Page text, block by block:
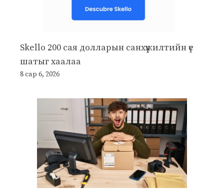
Skello 200 сая долларын санхүүжилтийн үе
шатыг хаалаа
8 сар 6, 2026